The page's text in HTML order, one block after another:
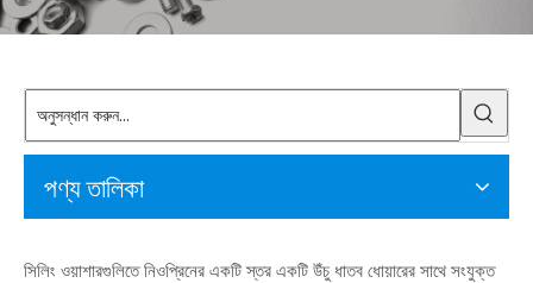
English
পণ্য তালিকা
সিলিং ওয়াশারগুলিতে নিওপ্রিনের একটি স্তর একটি উঁচু ধাতব ধোয়ারের সাথে সংযুক্ত